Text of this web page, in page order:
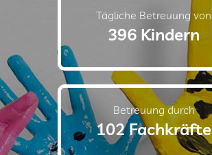
Tägliche Betreuung von
396 Kindern
Betreuung durch
102 Fachkräfte